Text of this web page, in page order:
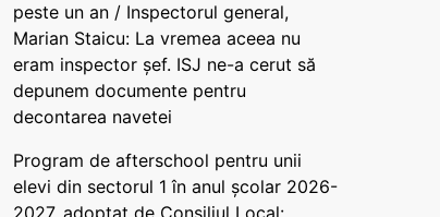
peste un an / Inspectorul general,
Marian Staicu: La vremea aceea nu
eram inspector șef. ISJ ne-a cerut să
depunem documente pentru
decontarea navetei
Program de afterschool pentru unii
elevi din sectorul 1 în anul școlar 2026-
2027, adoptat de Consiliul Local: